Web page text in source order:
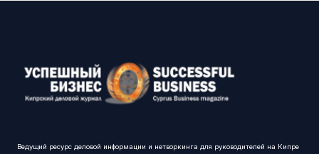
Ведущий ресурс деловой информации и нетворкинга для руководителей на Кипре